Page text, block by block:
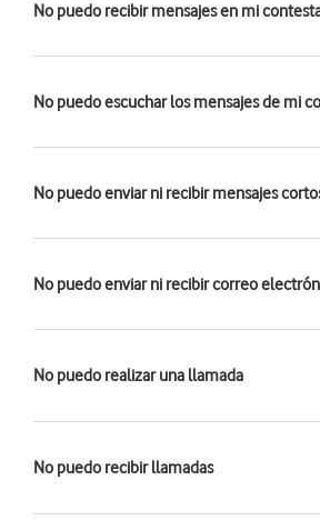
No puedo recibir mensajes en mi
No puedo escuchar los mensajes de mi
No puedo enviar ni recibir mensajes
No puedo enviar ni recibir correo
No puedo realizar una llamada
No puedo recibir llamadas